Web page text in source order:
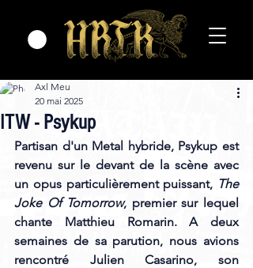
ITW - Psykup
Axl Meu
20 mai 2025
Partisan d'un Metal hybride, Psykup est
revenu sur le devant de la scène avec
un opus particulièrement puissant, The
Joke Of Tomorrow, premier sur lequel
chante Matthieu Romarin. A deux
semaines de sa parution, nous avions
rencontré Julien Casarino, son